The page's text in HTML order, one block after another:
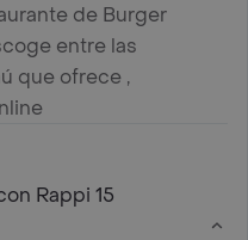
de Burger
entre las
que ofrece ,
Rappi 15